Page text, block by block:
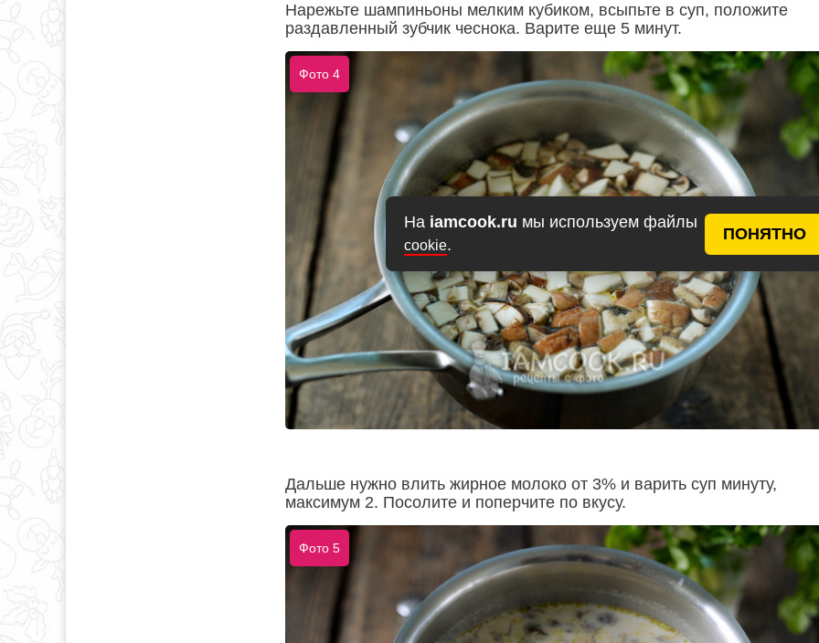
На iamcook.ru мы используем файлы
cookie.
ПОНЯТНО
Нарежьте шампиньоны мелким кубиком, всыпьте в суп, положите
раздавленный зубчик чеснока. Варите еще 5 минут.
Фото 4
Дальше нужно влить жирное молоко от 3% и варить суп минуту,
максимум 2. Посолите и поперчите по вкусу.
Фото 5